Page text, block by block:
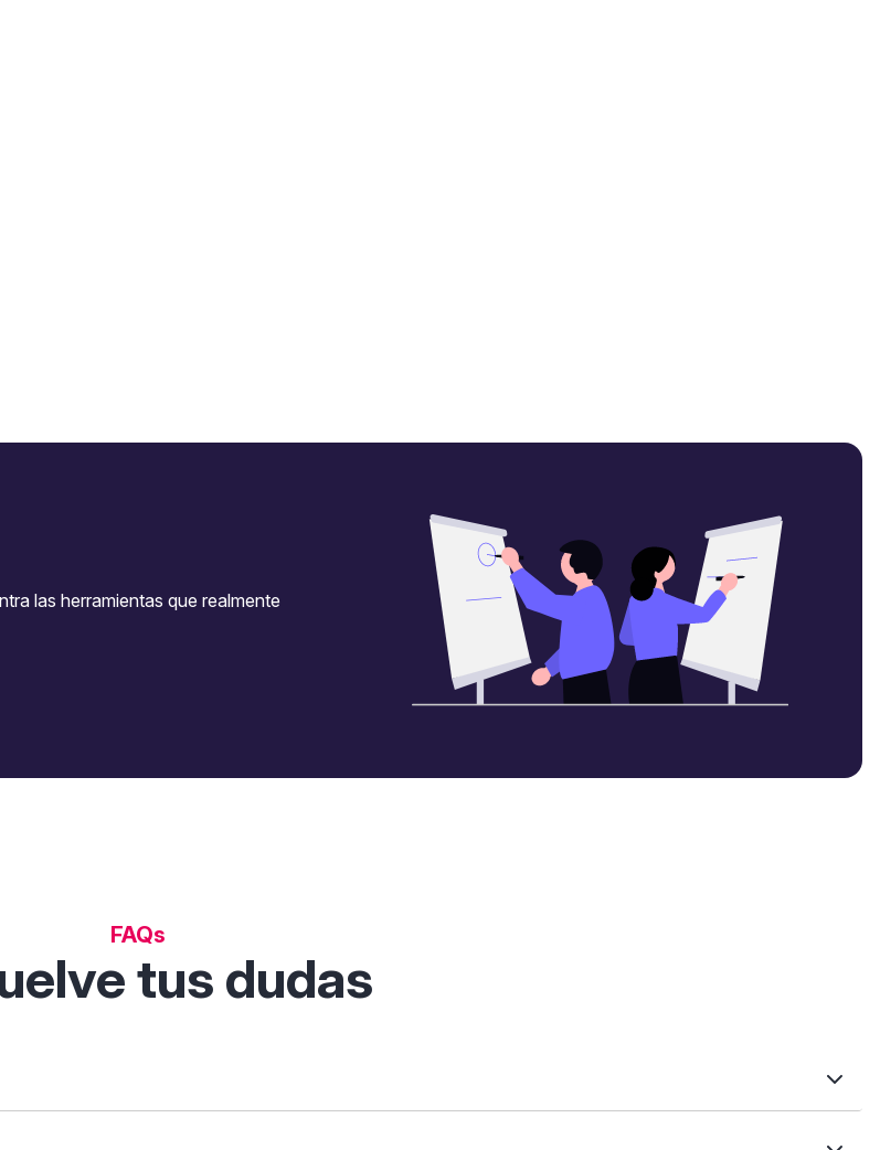
las herramientas que realmente
FAQs
tus dudas
comparar y analizar soluciones digitales para tu negocio. Te ayudamos a tomar decisiones